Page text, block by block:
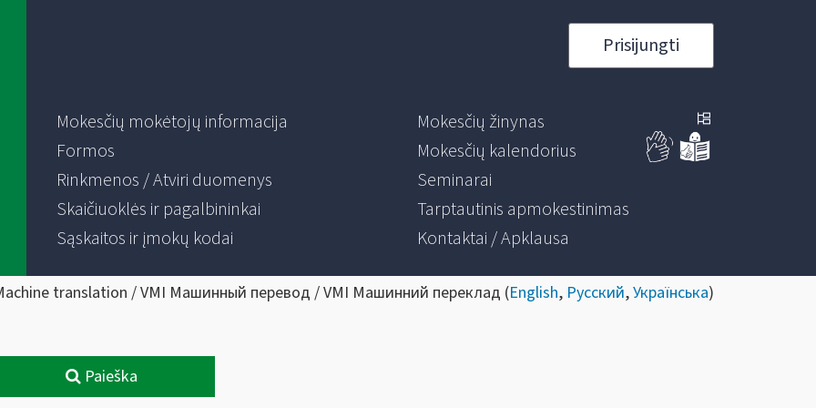
Prisijungti
Mokesčių mokėtojų informacija
Formos
Rinkmenos / Atviri duomenys
Skaičiuoklės ir pagalbininkai
Sąskaitos ir įmokų kodai
Mokesčių žinynas
Mokesčių kalendorius
Seminarai
Tarptautinis apmokestinimas
Kontaktai / Apklausa
translation / VMI Машинный перевод / VMI Машинний переклад (English, Русский,Українська)
Paieška